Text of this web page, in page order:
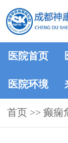
医院首页
医院环境
首页 >> 癫痫